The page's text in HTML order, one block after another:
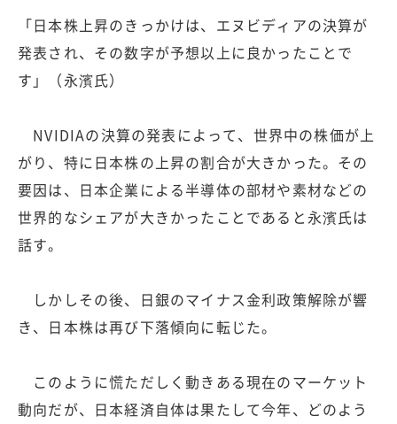
「日本株上昇のきっかけは、エヌビディアの決算が
発表され、その数字が予想以上に良かったことで
す」（永濱氏）
NVIDIAの決算の発表によって、世界中の株価が上
がり、特に日本株の上昇の割合が大きかった。その
要因は、日本企業による半導体の部材や素材などの
世界的なシェアが大きかったことであると永濱氏は
話す。
しかしその後、日銀のマイナス金利政策解除が響
き、日本株は再び下落傾向に転じた。
このように慌ただしく動きある現在のマーケット
動向だが、日本経済自体は果たして今年、どのよう